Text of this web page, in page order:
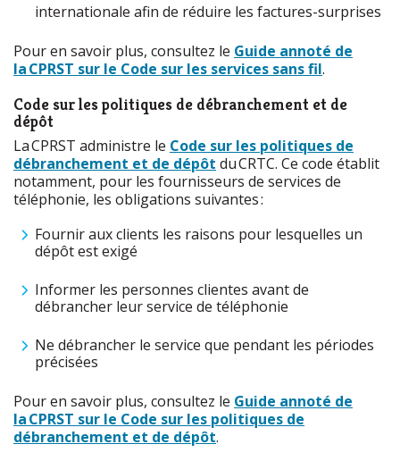
internationale afin de réduire les factures-surprises
Pour en savoir plus, consultez le Guide annoté de
la CPRST sur le Code sur les services sans fil.
Code sur les politiques de débranchement et de
dépôt
La CPRST administre le Code sur les politiques de
débranchement et de dépôt du CRTC. Ce code établit
notamment, pour les fournisseurs de services de
téléphonie, les obligations suivantes :
Fournir aux clients les raisons pour lesquelles un
dépôt est exigé
Informer les personnes clientes avant de
débrancher leur service de téléphonie
Ne débrancher le service que pendant les périodes
précisées
Pour en savoir plus, consultez le Guide annoté de
la CPRST sur le Code sur les politiques de
débranchement et de dépôt.